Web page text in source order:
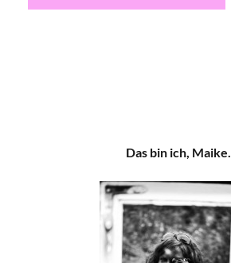
Das bin ich, Maike.